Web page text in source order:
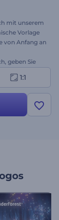
mit unserem
Vorlage
von Anfang an
geben Sie
im
1:1